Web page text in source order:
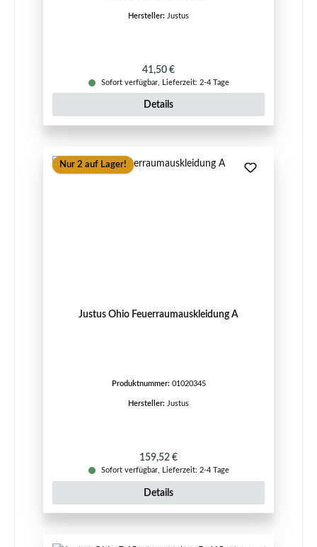
Hersteller: Justus
Regulärer Preis:
41,50 €
Sofort verfügbar, Lieferzeit: 2-4 Tage
Details
Nur 2 auf Lager!
Justus Ohio Feuerraumauskleidung A
Produktnummer: 01020345
Hersteller: Justus
Regulärer Preis:
159,52 €
Sofort verfügbar, Lieferzeit: 2-4 Tage
Details